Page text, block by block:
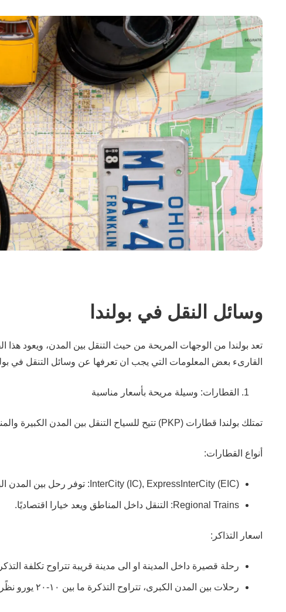
وسائل النقل في بولندا
تعد بولندا من الوجهات المريحة من حيث التنقل بين المدن، ويعود هذا
القارىء بعض المعلومات التي يجب ان تعرفها عن وسائل التنقل في
القطارات: وسيلة مريحة بأسعار مناسبة
تمتلك بولندا قطارات (PKP) تتيح للسياح التنقل بين المدن الكبيرة والمناطق الريفية بسهولة.
أنواع القطارات:
InterCity (IC), ExpressInterCity (EIC): توفر رحل بين المدن البولندية الكبرى مثل: كراكوف ووارسو.
Regional Trains: التنقل داخل المناطق ويعد خيارا اقتصاديًا.
اسعار التذاكر:
رحلة قصيرة داخل المدينة او الى مدينة قريبة تتراوح تكلفة التذكرة بين ٦-
رحلات بين المدن الكبرى، تتراوح التذكرة ما بين ١٠-٢٠ يورو نظًرا لكبر المسافة، ومن المفضل الحجز مسبقًا حيث توجد خصومات للحجز المسبق.